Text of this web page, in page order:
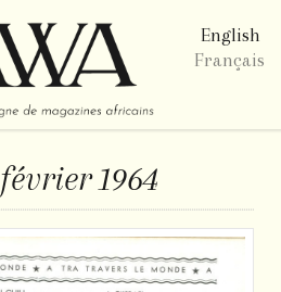
English
Français
février 1964